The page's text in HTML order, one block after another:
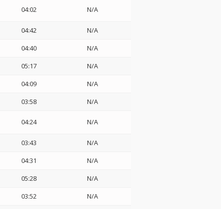
04:02 N/A
04:42
N/A
04:40
N/A
05:17
N/A
04:09
N/A
03:58 N/A
04:24 N/A
03:43
N/A
04:31
N/A
05:28
N/A
03:52
N/A